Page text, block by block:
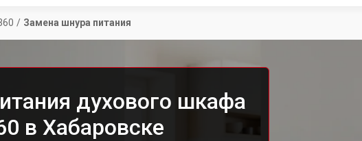
/ Замена шнура питания
духового шкафа
в Хабаровске